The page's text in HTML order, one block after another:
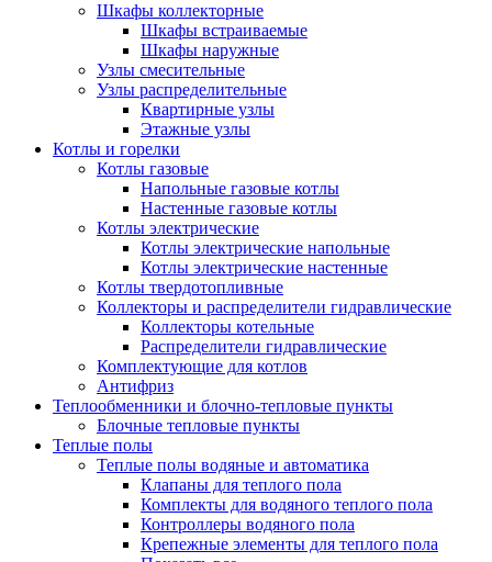
Шкафы коллекторные
Шкафы встраиваемые
Шкафы наружные
Узлы смесительные
Узлы распределительные
Квартирные узлы
Этажные узлы
Котлы и горелки
Котлы газовые
Напольные газовые котлы
Настенные газовые котлы
Котлы электрические
Котлы электрические напольные
Котлы электрические настенные
Котлы твердотопливные
Коллекторы и распределители гидравлические
Коллекторы котельные
Распределители гидравлические
Комплектующие для котлов
Антифриз
Теплообменники и блочно-тепловые пункты
Блочные тепловые пункты
Теплые полы
Теплые полы водяные и автоматика
Клапаны для теплого пола
Комплекты для водяного теплого пола
Контроллеры водяного пола
Крепежные элементы для теплого пола